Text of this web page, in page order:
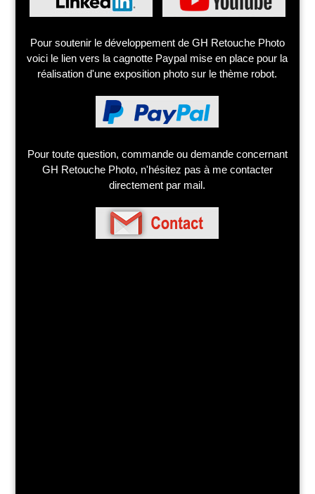
Pour soutenir le développement de GH Retouche Photo
voici le lien vers la cagnotte Paypal mise en place pour la
réalisation d'une exposition photo sur le thème robot.
Pour toute question, commande ou demande concernant
GH Retouche Photo, n'hésitez pas à me contacter
directement par mail.